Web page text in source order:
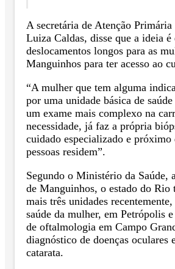
A secretária de Atenção Primária
Luiza Caldas, disse que a ideia é
deslocamentos longos para as
Manguinhos para ter acesso ao
“A mulher que tem alguma
por uma unidade básica de
um exame mais complexo na
necessidade, já faz a própria
cuidado especializado e próximo
pessoas residem”.
Segundo o Ministério da Saúde,
de Manguinhos, o estado do Rio
mais três unidades
saúde da mulher, em Petrópolis
de oftalmologia em Campo
diagnóstico de doenças oculares
catarata.